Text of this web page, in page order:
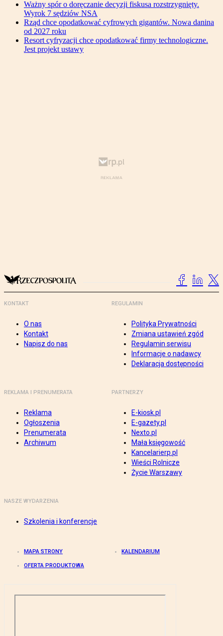
Ważny spór o doręczanie decyzji fiskusa rozstrzygnięty.
Wyrok 7 sędziów NSA
Rząd chce opodatkować cyfrowych gigantów. Nowa danina
od 2027 roku
Resort cyfryzacji chce opodatkować firmy technologiczne.
Jest projekt ustawy
KONTAKT
O nas
Kontakt
Napisz do nas
REGULAMIN
Polityka Prywatności
Zmiana ustawień zgód
Regulamin serwisu
Informacje o nadawcy
Deklaracja dostępności
REKLAMA I PRENUMERATA
Reklama
Ogłoszenia
Prenumerata
Archiwum
PARTNERZY
E-kiosk.pl
E-gazety.pl
Nexto.pl
Mała księgowość
Kancelarierp.pl
Wieści Rolnicze
Życie Warszawy
NASZE WYDARZENIA
Szkolenia i konferencje
MAPA STRONY KALENDARIUM
OFERTA PRODUKTOWA